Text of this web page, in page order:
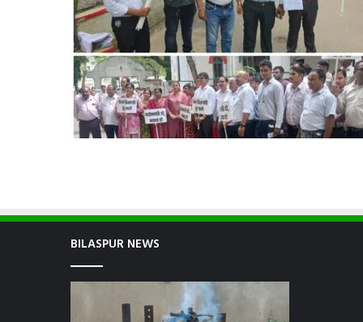
BILASPUR NEWS